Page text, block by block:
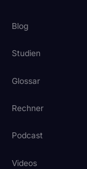
Blog
Studien
Glossar
Rechner
Podcast
Videos